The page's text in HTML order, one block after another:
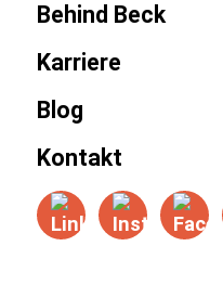
Behind Beck
Karriere
Blog
Kontakt